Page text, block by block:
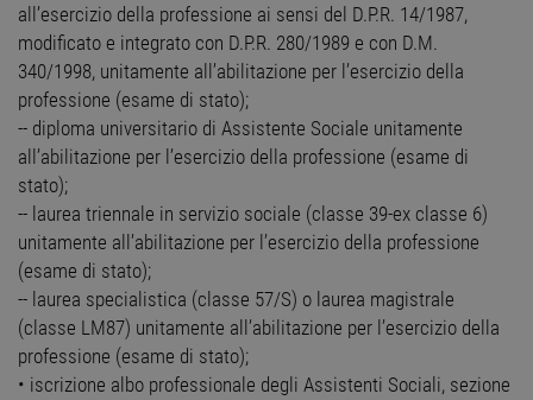
all’esercizio della professione ai sensi del D.P.R. 14/1987,
modificato e integrato con D.P.R. 280/1989 e con D.M.
340/1998, unitamente all’abilitazione per l’esercizio della
professione (esame di stato);
-- diploma universitario di Assistente Sociale unitamente
all’abilitazione per l’esercizio della professione (esame di
stato);
-- laurea triennale in servizio sociale (classe 39-ex classe 6)
unitamente all’abilitazione per l’esercizio della professione
(esame di stato);
-- laurea specialistica (classe 57/S) o laurea magistrale
(classe LM87) unitamente all’abilitazione per l’esercizio della
professione (esame di stato);
• iscrizione albo professionale degli Assistenti Sociali, sezione